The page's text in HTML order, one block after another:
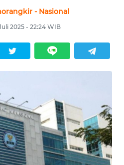
- Nasional
2025 - 22:24 WIB